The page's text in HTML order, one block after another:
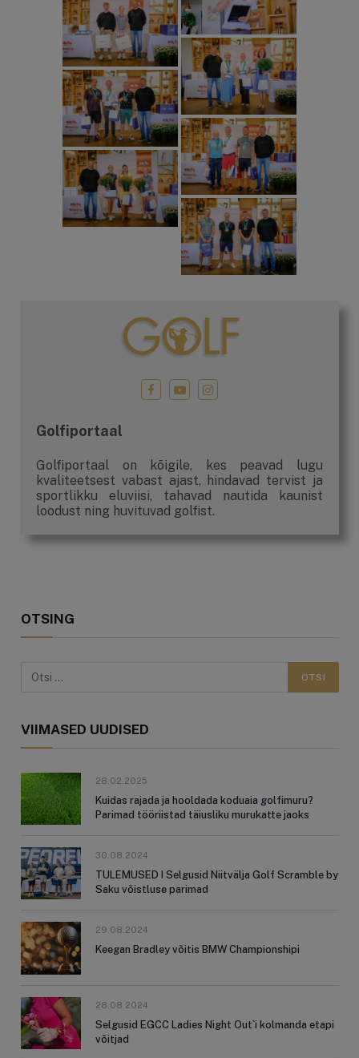
Golfiportaal
Golfiportaal on kõigile, kes peavad lugu
kvaliteetsest vabast ajast, hindavad tervist ja
sportlikku eluviisi, tahavad nautida kaunist
loodust ning huvituvad golfist.
OTSING
VIIMASED UUDISED
28.02.2025
Kuidas rajada ja hooldada koduaia golfimuru?
Parimad tööriistad täiusliku murukatte jaoks
30.08.2024
TULEMUSED I Selgusid Niitvälja Golf Scramble by
Saku võistluse parimad
29.08.2024
Keegan Bradley võitis BMW Championshipi
28.08.2024
Selgusid EGCC Ladies Night Out`i kolmanda etapi
võitjad